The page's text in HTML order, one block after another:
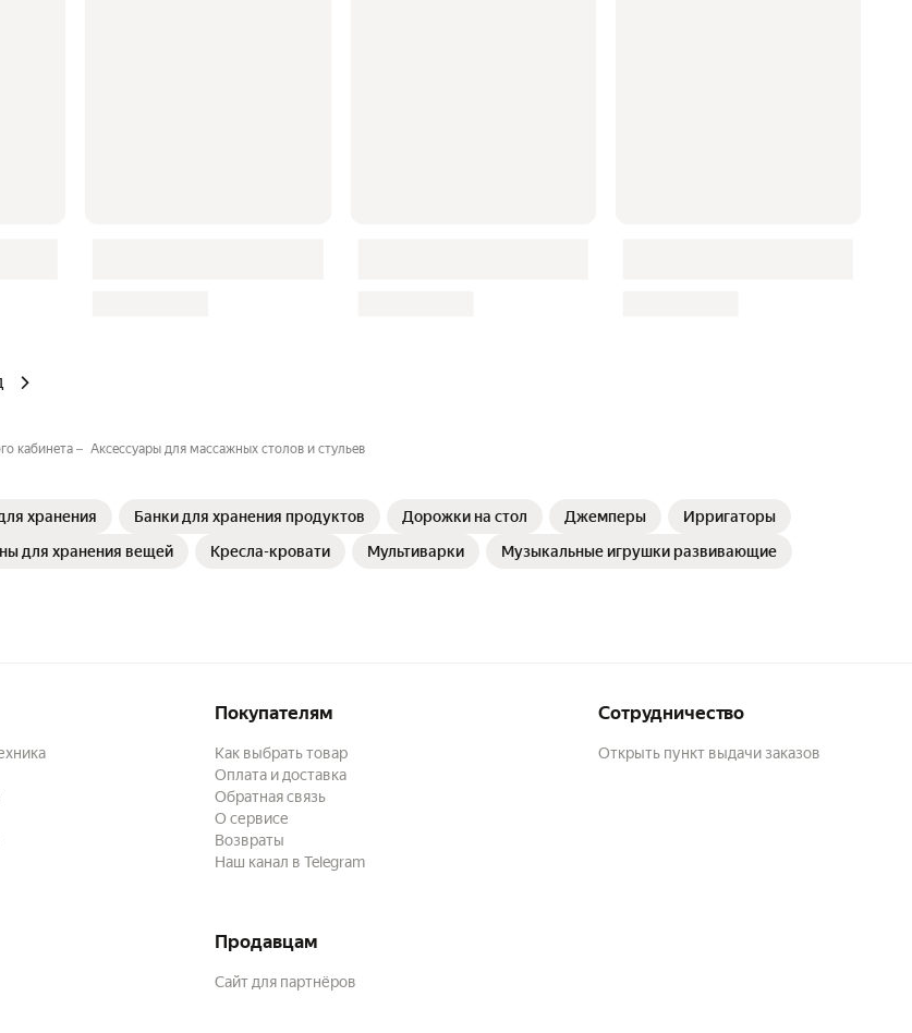
кабинета Аксессуары для массажных столов и стульев
хранения Банки для хранения продуктов Дорожки на стол Джемперы
Ирригаторы
для хранения вещей Кресла-кровати Мультиварки Музыкальные игрушки развивающие
Покупателям
Как выбрать товар
Оплата и доставка
Обратная связь
О сервисе
Возвраты
Наш канал в Telegram
Сотрудничество
Открыть пункт выдачи заказов
Продавцам
Сайт для партнёров